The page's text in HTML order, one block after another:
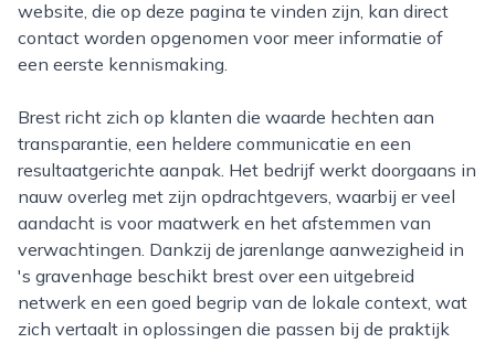
website, die op deze pagina te vinden zijn, kan direct
contact worden opgenomen voor meer informatie of
een eerste kennismaking.
Brest richt zich op klanten die waarde hechten aan
transparantie, een heldere communicatie en een
resultaatgerichte aanpak. Het bedrijf werkt doorgaans in
nauw overleg met zijn opdrachtgevers, waarbij er veel
aandacht is voor maatwerk en het afstemmen van
verwachtingen. Dankzij de jarenlange aanwezigheid in
's gravenhage beschikt brest over een uitgebreid
netwerk en een goed begrip van de lokale context, wat
zich vertaalt in oplossingen die passen bij de praktijk